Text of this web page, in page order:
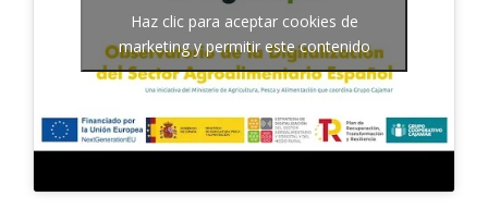
Haz clic para aceptar cookies de
marketing y permitir este contenido